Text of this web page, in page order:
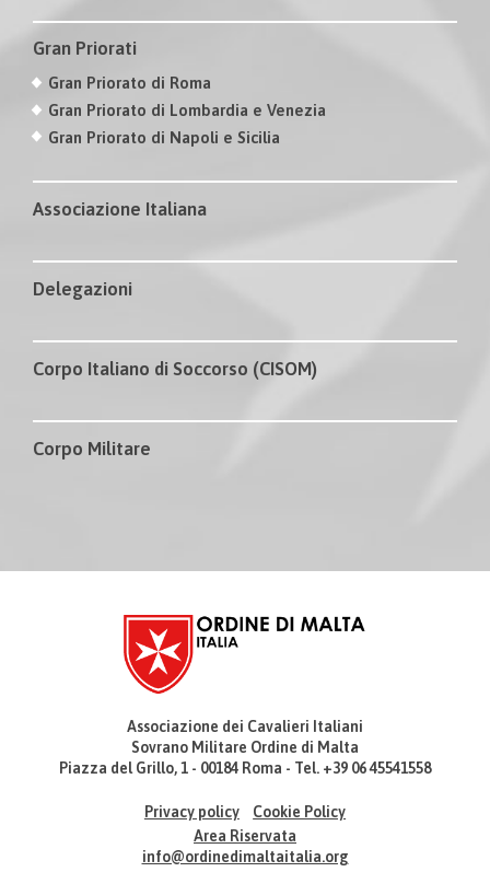
Gran Priorati
Gran Priorato di Roma
Gran Priorato di Lombardia e Venezia
Gran Priorato di Napoli e Sicilia
Associazione Italiana
Delegazioni
Corpo Italiano di Soccorso (CISOM)
Corpo Militare
Associazione dei Cavalieri Italiani
Sovrano Militare Ordine di Malta
Piazza del Grillo, 1 - 00184 Roma - Tel. +39 06 45541558
Privacy policy
Cookie Policy
Area Riservata
info@ordinedimaltaitalia.org